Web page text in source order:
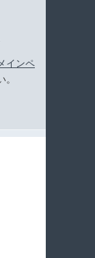
インペ
。